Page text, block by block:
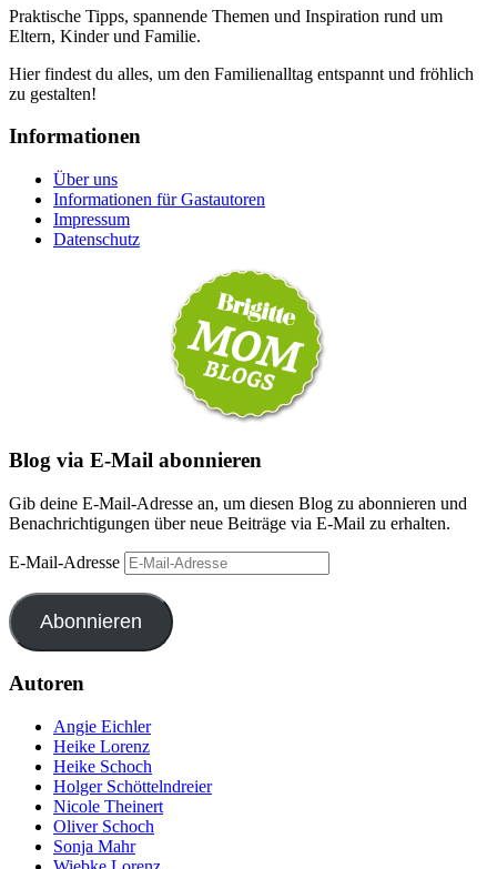
Praktische Tipps, spannende Themen und Inspiration rund um
Eltern, Kinder und Familie.
Hier findest du alles, um den Familienalltag entspannt und fröhlich
zu gestalten!
Informationen
Über uns
Informationen für Gastautoren
Impressum
Datenschutz
Blog via E-Mail abonnieren
Gib deine E-Mail-Adresse an, um diesen Blog zu abonnieren und
Benachrichtigungen über neue Beiträge via E-Mail zu erhalten.
E-Mail-Adresse
Abonnieren
Autoren
Angie Eichler
Heike Lorenz
Heike Schoch
Holger Schöttelndreier
Nicole Theinert
Oliver Schoch
Sonja Mahr